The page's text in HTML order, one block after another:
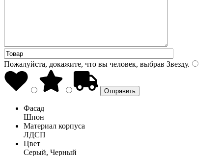
Пожалуйста, докажите, что вы человек, выбрав Звезду.
Фасад
Шпон
Материал корпуса
ЛДСП
Цвет
Серый, Черный